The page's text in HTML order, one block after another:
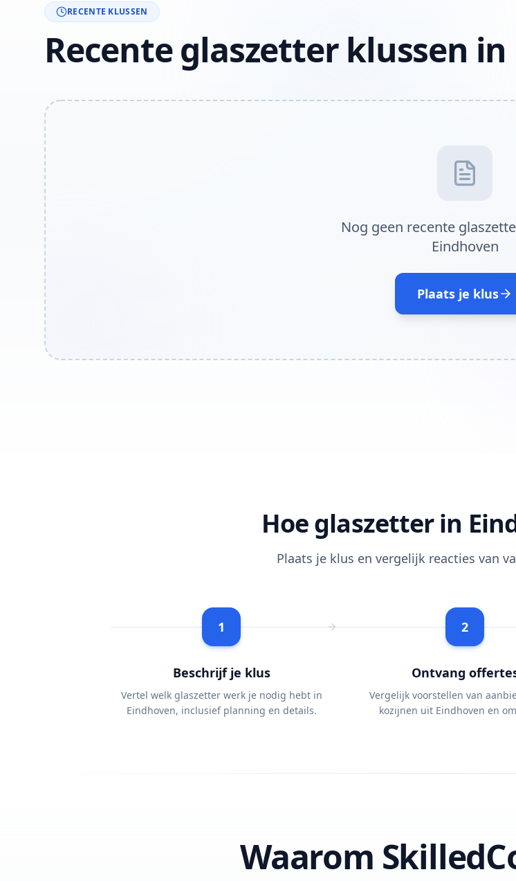
RECENTE KLUSSEN
Recente glaszetter klussen
Nog geen recente
Eindhoven
Plaats je klus
Hoe glaszetter in
Plaats je klus en vergelijk reacties van
1
Beschrijf je klus
Vertel welk glaszetter werk je nodig hebt in
Eindhoven, inclusief planning en details.
2
Ontvang
Vergelijk voorstellen van
kozijnen uit Eindhoven en
Waarom